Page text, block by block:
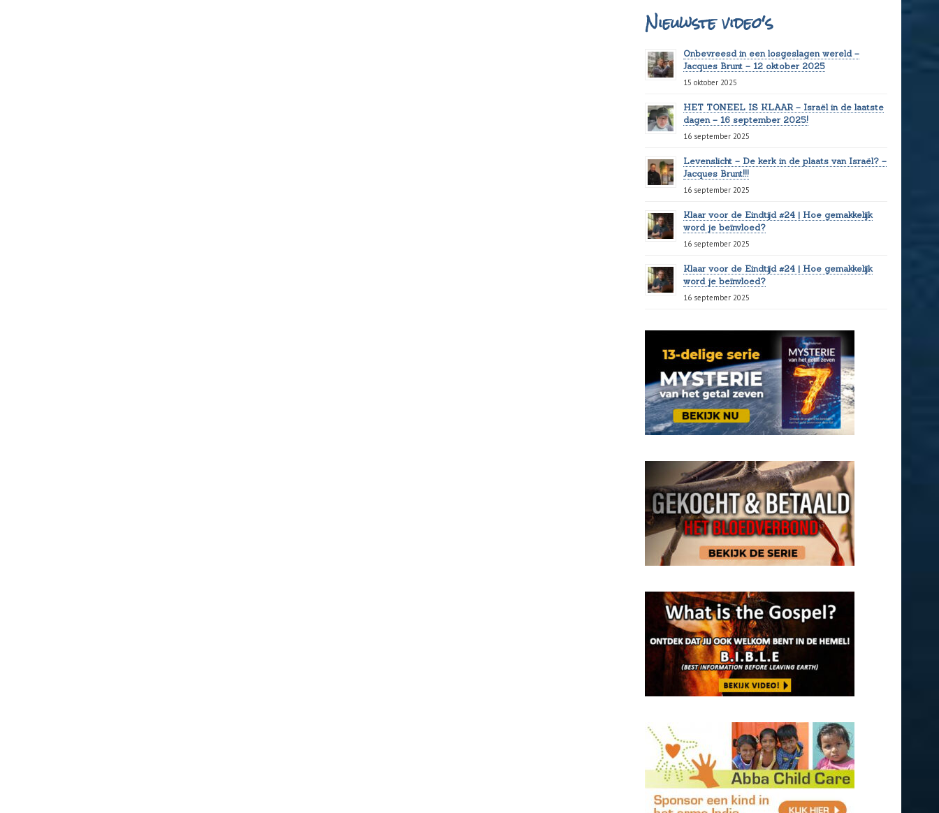
Nieuwste video's
Onbevreesd in een losgeslagen wereld –
Jacques Brunt – 12 oktober 2025
15 oktober 2025
HET TONEEL IS KLAAR – Israël in de laatste
dagen – 16 september 2025!
16 september 2025
Levenslicht – De kerk in de plaats van Israël? –
Jacques Brunt!!!
16 september 2025
Klaar voor de Eindtijd #24 | Hoe gemakkelijk
word je beïnvloed?
16 september 2025
Klaar voor de Eindtijd #24 | Hoe gemakkelijk
word je beïnvloed?
16 september 2025